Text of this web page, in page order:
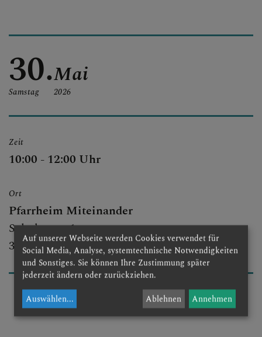
PFARRGRUPPEN
PFARRTEAM
PFARRKIRCHE
30.
Samstag
Mai
2026
Zeit
10:00 - 12:00 Uhr
Ort
Pfarrheim Miteinander
Schulgasse 1
3051 St. Christophen
Auf unserer Webseite werden Cookies verwendet für
Social Media, Analyse, systemtechnische Notwendigkeiten
und Sonstiges. Sie können Ihre Zustimmung später
jederzeit ändern oder zurückziehen.
Auswählen... Ablehnen Annehmen